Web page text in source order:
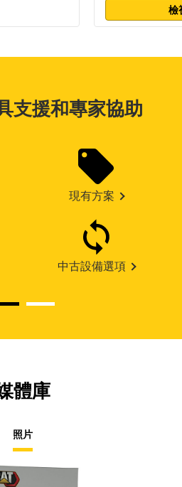
檢
支援和專家協助
現有方案
中古設備選項
體庫
照片